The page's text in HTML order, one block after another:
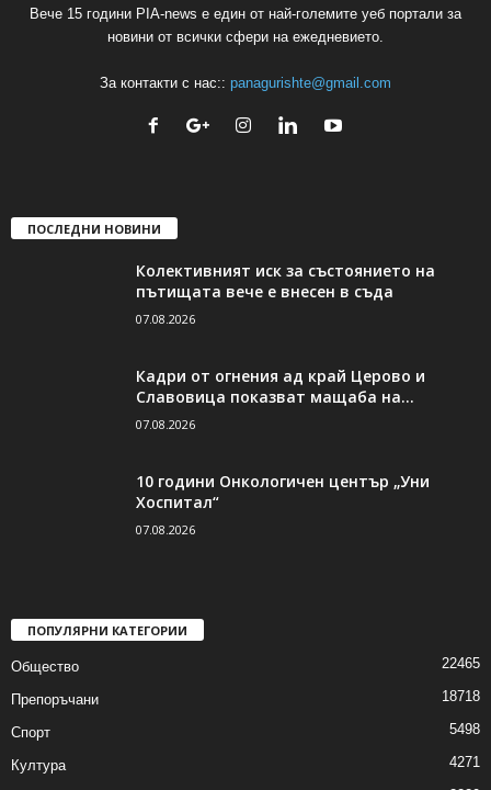
Вече 15 години PIA-news е един от най-големите уеб портали за
новини от всички сфери на ежедневието.
За контакти с нас:: panagurishte@gmail.com
ПОСЛЕДНИ НОВИНИ
Колективният иск за състоянието на
пътищата вече е внесен в съда
07.08.2026
Кадри от огнения ад край Церово и
Славовица показват мащаба на...
07.08.2026
10 години Онкологичен център „Уни
Хоспитал“
07.08.2026
ПОПУЛЯРНИ КАТЕГОРИИ
Общество 22465
Препоръчани 18718
Спорт 5498
Култура
4271